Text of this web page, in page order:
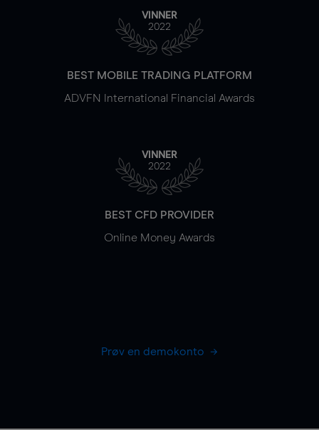
VINNER
2022
BEST MOBILE TRADING PLATFORM
ADVFN International Financial Awards
VINNER
2022
BEST CFD PROVIDER
Online Money Awards
Prøv en demokonto